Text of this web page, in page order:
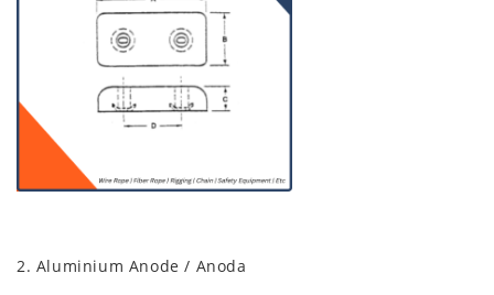
2. Aluminium Anode / Anoda